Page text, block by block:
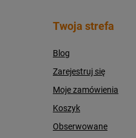
Twoja strefa
Blog
Zarejestruj się
Moje zamówienia
Koszyk
Obserwowane